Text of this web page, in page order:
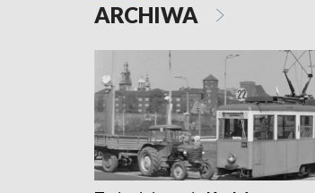
ARCHIWA